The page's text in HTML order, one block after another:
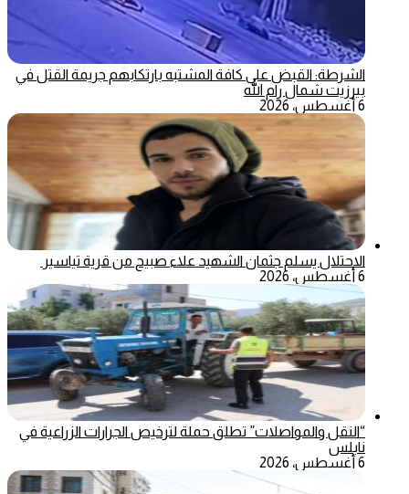
الشرطة: القبض على كافة المشتبه بارتكابهم جريمة القتل في
بيرزيت شمال رام الله
6 أغسطس، 2026
الاحتلال يسلم جثمان الشهيد علاء صبيح من قرية تياسير
6 أغسطس، 2026
“النقل والمواصلات” تطلق حملة لترخيص الجرارات الزراعية في
نابلس
6 أغسطس، 2026